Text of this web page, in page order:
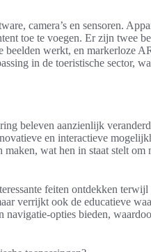
camera’s en sensoren.
toe te voegen. Er zijn twee
beelden werkt, en markerloze
in de toeristische sector,
beleven aanzienlijk
en interactieve
wat hen in staat stelt om
feiten ontdekken terwijl
verrijkt ook de educatieve
navigatie-opties bieden,